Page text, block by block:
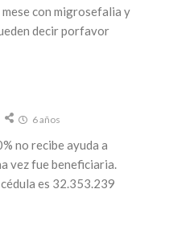
con migrosefalia y
decir porfavor
6 años
no recibe ayuda a
vez fue beneficiaria.
es 32.353.239